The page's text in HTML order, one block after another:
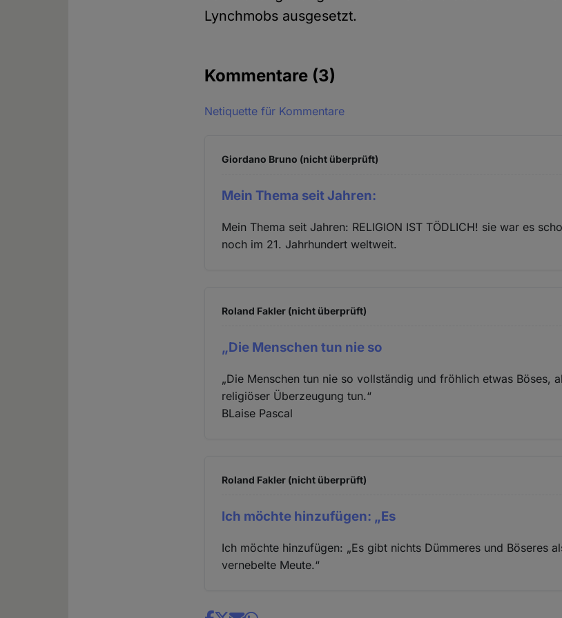
Lynchmobs ausgesetzt.
Kommentare (3)
Netiquette für Kommentare
Giordano Bruno (nicht überprüft)
Mein Thema seit Jahren:
Mein Thema seit Jahren: RELIGION IST TÖDLICH! sie war es
noch im 21. Jahrhundert weltweit.
Roland Fakler (nicht überprüft)
„Die Menschen tun nie so
„Die Menschen tun nie so vollständig und fröhlich etwas Böses,
religiöser Überzeugung tun.“
BLaise Pascal
Roland Fakler (nicht überprüft)
Ich möchte hinzufügen: „Es
Ich möchte hinzufügen: „Es gibt nichts Dümmeres und Böseres
vernebelte Meute.“